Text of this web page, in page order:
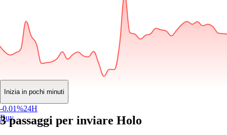
-0.01%24H
Buy
Inizia in pochi minuti
3 passaggi per inviare Holo